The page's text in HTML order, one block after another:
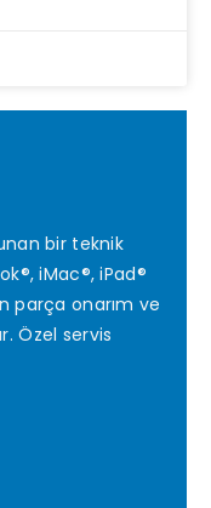
bir teknik
iMac®, iPad®
parça onarım ve
Özel servis